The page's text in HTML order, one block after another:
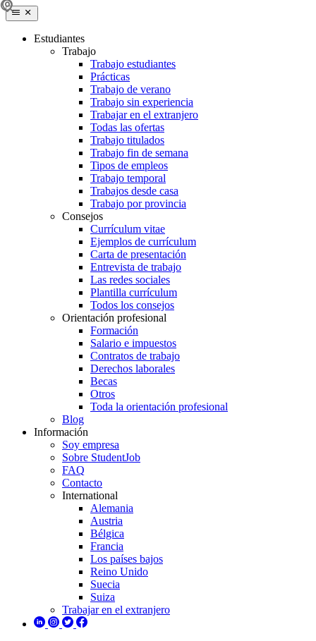
Estudiantes
Trabajo
Trabajo estudiantes
Prácticas
Trabajo de verano
Trabajo sin experiencia
Trabajar en el extranjero
Todas las ofertas
Trabajo titulados
Trabajo fin de semana
Tipos de empleos
Trabajo temporal
Trabajos desde casa
Trabajo por provincia
Consejos
Currículum vitae
Ejemplos de currículum
Carta de presentación
Entrevista de trabajo
Las redes sociales
Plantilla currículum
Todos los consejos
Orientación profesional
Formación
Salario e impuestos
Contratos de trabajo
Derechos laborales
Becas
Otros
Toda la orientación profesional
Blog
Información
Soy empresa
Sobre StudentJob
FAQ
Contacto
International
Alemania
Austria
Bélgica
Francia
Los países bajos
Reino Unido
Suecia
Suiza
Trabajar en el extranjero